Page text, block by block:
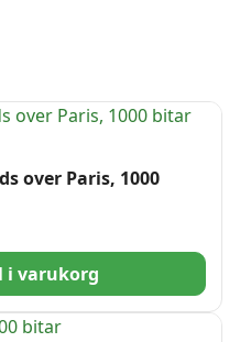
over Paris, 1000
i varukorg